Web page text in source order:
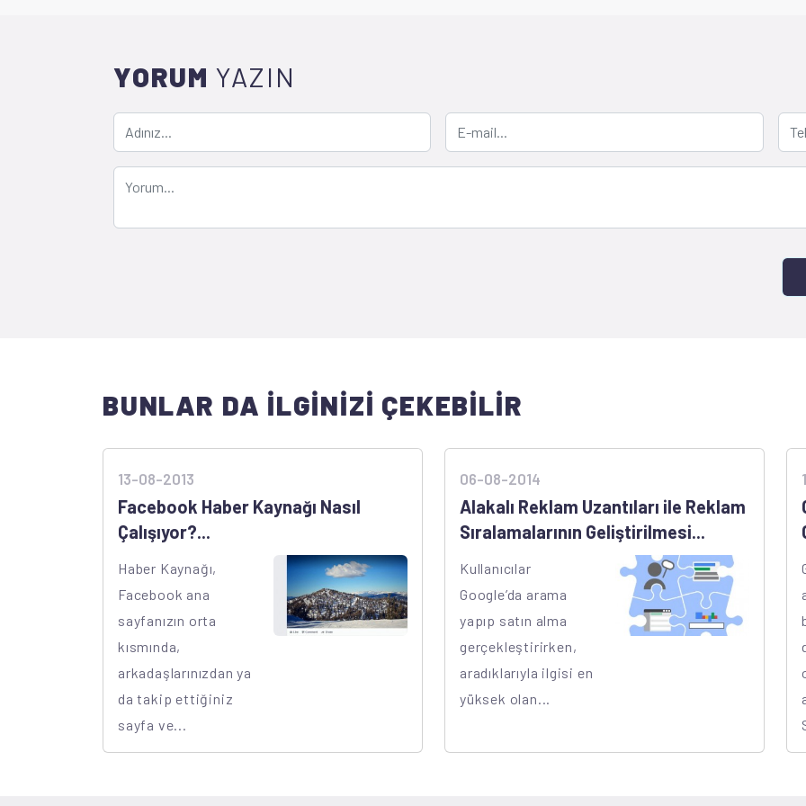
YORUM YAZIN
BUNLAR DA İLGİNİZİ ÇEKEBİLİR
13-08-2013
Facebook Haber Kaynağı Nasıl
Çalışıyor?...
Haber Kaynağı,
Facebook ana
sayfanızın orta
kısmında,
arkadaşlarınızdan ya
da takip ettiğiniz
sayfa ve...
06-08-2014
Alakalı Reklam Uzantıları ile Reklam
Sıralamalarının Geliştirilmesi...
Kullanıcılar
Google’da arama
yapıp satın alma
gerçekleştirirken,
aradıklarıyla ilgisi en
yüksek olan...